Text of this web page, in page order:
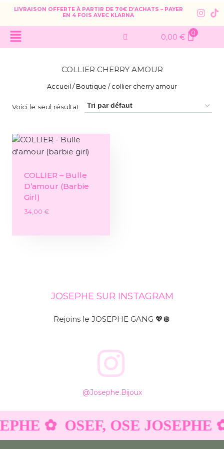
LIVRAISON OFFERTE À PARTIR DE 70€ D’ACHATS – PAYER
EN 4 FOIS AVEC KLARNA
0,00 € 0
COLLIER CHERRY AMOUR
Accueil / Boutique / collier cherry amour
Voici le seul résultat
COLLIER – Bulle
D’amour (barbie
Girl)
34,00 €
JOSEPHE SUR INSTAGRAM
Rejoins le JOSEPHE GANG 💖🪩
@josephe.bijoux
✿ OSEF, OSE JOSEPHE ✿